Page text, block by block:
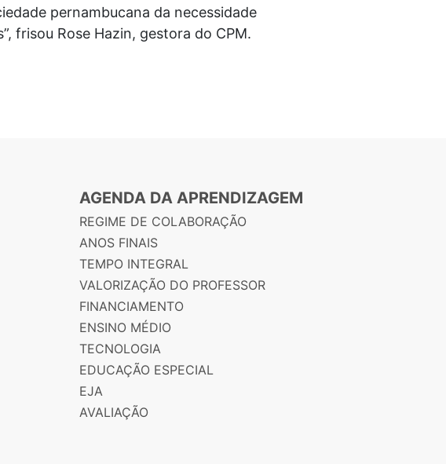
pernambucana da necessidade
frisou Rose Hazin, gestora do CPM.
AGENDA DA APRENDIZAGEM
REGIME DE COLABORAÇÃO
ANOS FINAIS
TEMPO INTEGRAL
VALORIZAÇÃO DO PROFESSOR
FINANCIAMENTO
ENSINO MÉDIO
TECNOLOGIA
EDUCAÇÃO ESPECIAL
EJA
AVALIAÇÃO